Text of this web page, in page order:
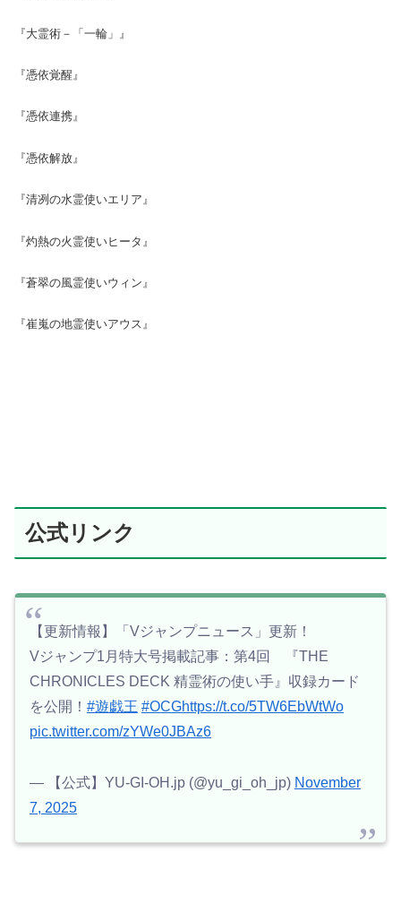
『大霊術－「一輪」』
『憑依覚醒』
『憑依連携』
『憑依解放』
『清冽の水霊使いエリア』
『灼熱の火霊使いヒータ』
『蒼翠の風霊使いウィン』
『崔嵬の地霊使いアウス』
公式リンク
【更新情報】「Vジャンプニュース」更新！
Vジャンプ1月特大号掲載記事：第4回 『THE
CHRONICLES DECK 精霊術の使い手』収録カード
を公開！ #遊戯王 #OCGhttps://t.co/5TW6EbWtWo
pic.twitter.com/zYWe0JBAz6
— 【公式】YU-GI-OH.jp (@yu_gi_oh_jp) November
7, 2025